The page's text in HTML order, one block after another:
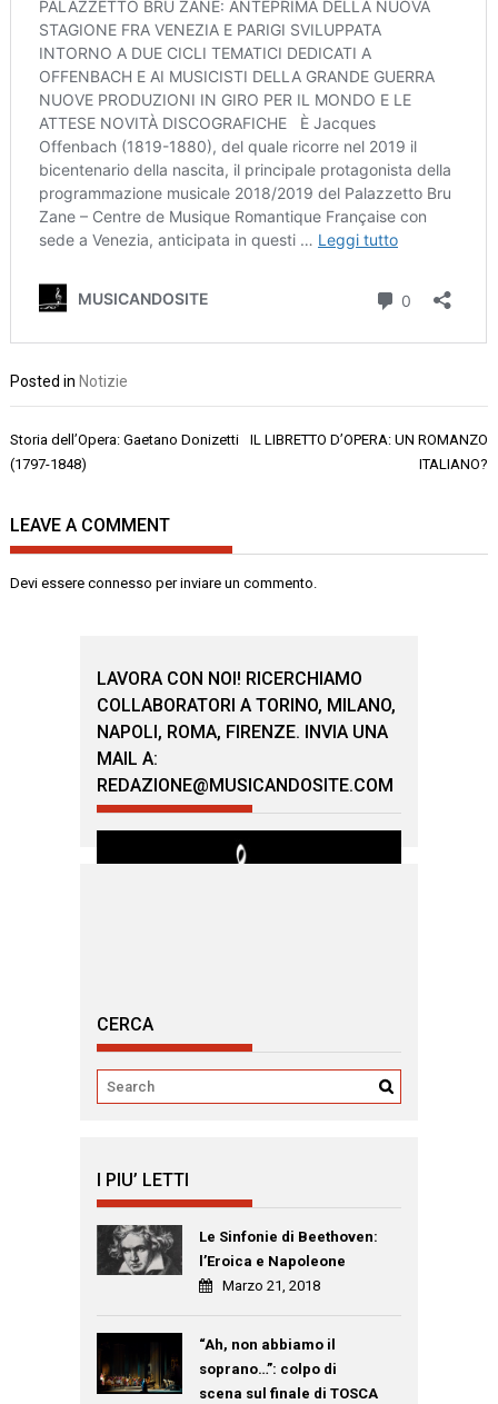
Posted in Notizie
Navigazione
articoli
Storia dell’Opera: Gaetano Donizetti
(1797-1848)
IL LIBRETTO D’OPERA: UN ROMANZO
ITALIANO?
LEAVE A COMMENT
Devi essereconnesso per inviare un commento.
LAVORA CON NOI! RICERCHIAMO
COLLABORATORI A TORINO, MILANO,
NAPOLI, ROMA, FIRENZE. INVIA UNA
MAIL A:
REDAZIONE@MUSICANDOSITE.COM
CERCA
I PIU’ LETTI
Le Sinfonie di Beethoven:
l’Eroica e Napoleone
Marzo 21, 2018
“Ah, non abbiamo il
soprano…”: colpo di
scena sul finale di TOSCA